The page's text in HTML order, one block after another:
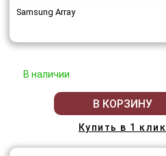
Samsung Array
В наличии
В КОРЗИНУ
Купить в 1 клик